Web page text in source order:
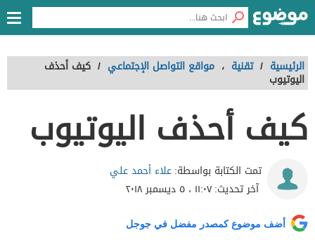
الرئيسية / تقنية ، مواقع التواصل الإجتماعي / كيف أحذف
اليوتيوب
كيف أحذف اليوتيوب
تمت الكتابة بواسطة:علاء أحمد علي
آخر تحديث:١١:٠٧ ، ٥ ديسمبر ٢٠١٨
أضف موضوع كمصدر مفضل في جوجل